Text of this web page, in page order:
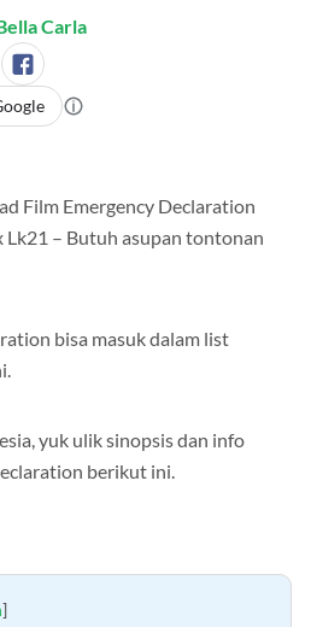
Carla
Film Emergency Declaration
Lk21 – Butuh asupan tontonan
bisa masuk dalam list
yuk ulik sinopsis dan info
berikut ini.
]